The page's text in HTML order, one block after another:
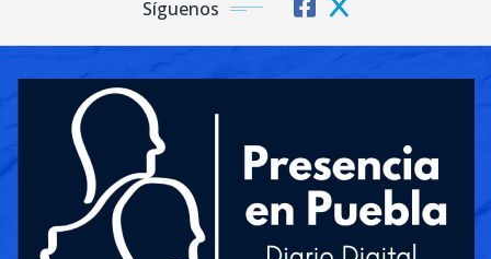
Síguenos